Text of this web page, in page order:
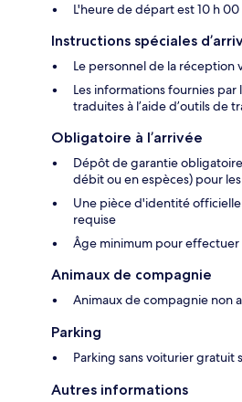
L'heure de départ est 10 h 00
Instructions spéciales
Le personnel de la réception
Les informations fournies
traduites à l’aide d’outils de
Obligatoire à l’arrivée
Dépôt de garantie
débit ou en espèces) pour
Une pièce d'identité
requise
Âge minimum pour effectuer
Animaux de compagnie
Animaux de compagnie non
Parking
Parking sans voiturier gratuit
Autres informations